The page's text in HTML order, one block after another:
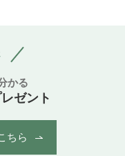
かる
ゼント
ちら